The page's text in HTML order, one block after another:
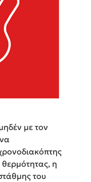
με τον
η
του